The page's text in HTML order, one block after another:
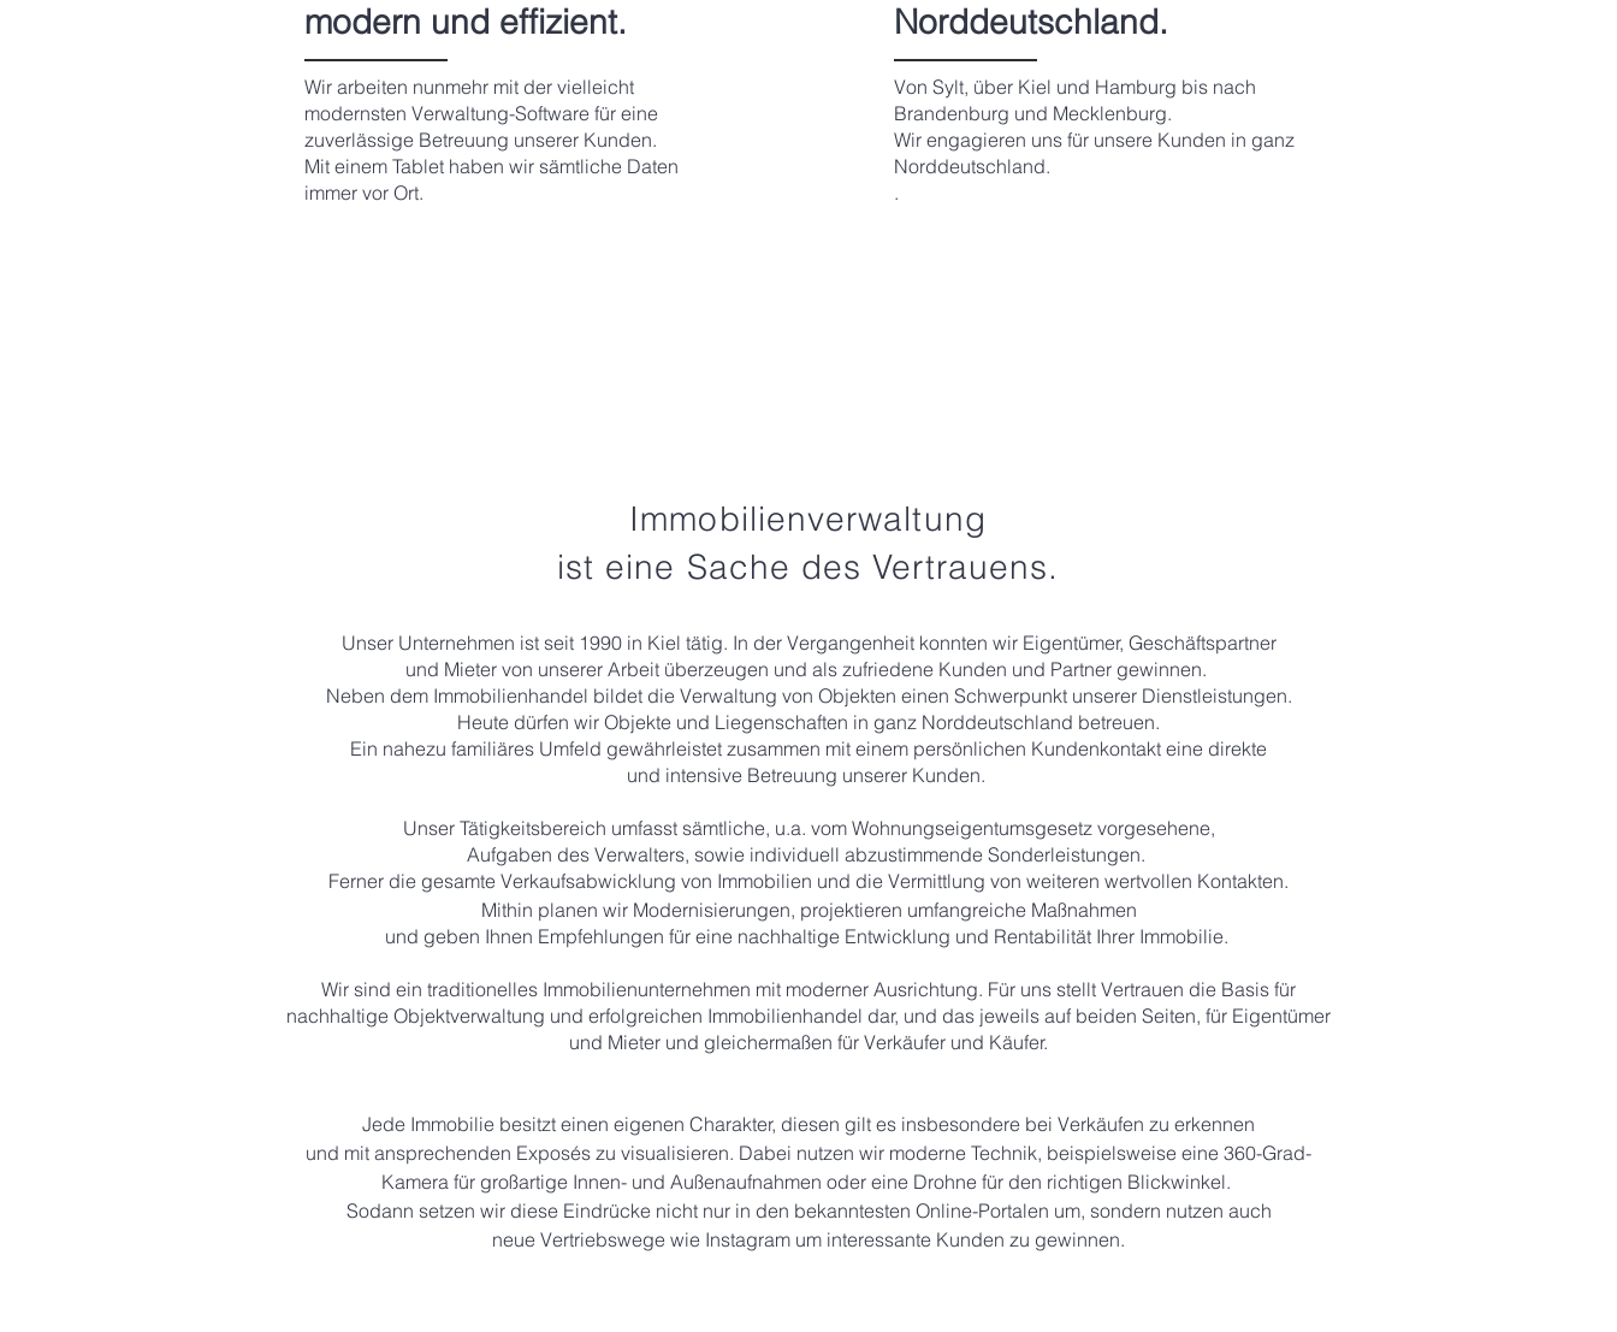
modern und effizient.
Wir arbeiten nunmehr mit der vielleicht
modernsten Verwaltung-Software für eine
zuverlässige Betreuung unserer Kunden.
Mit einem Tablet haben wir sämtliche Daten
immer vor Ort.
Norddeutschland.
Von Sylt, über Kiel und Hamburg bis nach
Brandenburg und Mecklenburg.
Wir engagieren uns für unsere Kunden in ganz
Norddeutschland.
.
Immobilienverwaltung
ist eine Sache des Vertrauens.
Unser Unternehmen ist seit 1990 in Kiel tätig. In der Vergangenheit konnten wir Eigentümer, Geschäftspartner
und Mieter von unserer Arbeit überzeugen und als zufriedene Kunden und Partner gewinnen.
Neben dem Immobilienhandel bildet die Verwaltung von Objekten einen Schwerpunkt unserer Dienstleistungen.
Heute dürfen wir Objekte und Liegenschaften in ganz Norddeutschland betreuen.
Ein nahezu familiäres Umfeld gewährleistet zusammen mit einem persönlichen Kundenkontakt eine direkte
und intensive Betreuung unserer Kunden.
Unser Tätigkeitsbereich umfasst sämtliche, u.a. vom Wohnungseigentumsgesetz vorgesehene,
Aufgaben des Verwalters, sowie individuell abzustimmende Sonderleistungen.
Ferner die gesamte Verkaufsabwicklung von Immobilien und die Vermittlung von weiteren wertvollen Kontakten.
Mithin planen wir Modernisierungen, projektieren umfangreiche Maßnahmen
und geben Ihnen Empfehlungen für eine nachhaltige Entwicklung und Rentabilität Ihrer Immobilie.
Wir sind ein traditionelles Immobilienunternehmen mit moderner Ausrichtung. Für uns stellt Vertrauen die Basis für
nachhaltige Objektverwaltung und erfolgreichen Immobilienhandel dar, und das jeweils auf beiden Seiten, für Eigentümer
und Mieter und gleichermaßen für Verkäufer und Käufer.
Jede Immobilie besitzt einen eigenen Charakter, diesen gilt es insbesondere bei Verkäufen zu erkennen
und mit ansprechenden Exposés zu visualisieren. Dabei nutzen wir moderne Technik, beispielsweise eine 360-Grad-
Kamera für großartige Innen- und Außenaufnahmen oder eine Drohne für den richtigen Blickwinkel.
Sodann setzen wir diese Eindrücke nicht nur in den bekanntesten Online-Portalen um, sondern nutzen auch
neue Vertriebswege wie Instagram um interessante Kunden zu gewinnen.